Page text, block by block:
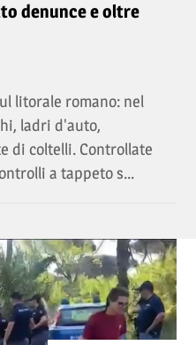
denunce e oltre
litorale romano: nel
ladri d'auto,
di coltelli. Controllate
a tappeto s...